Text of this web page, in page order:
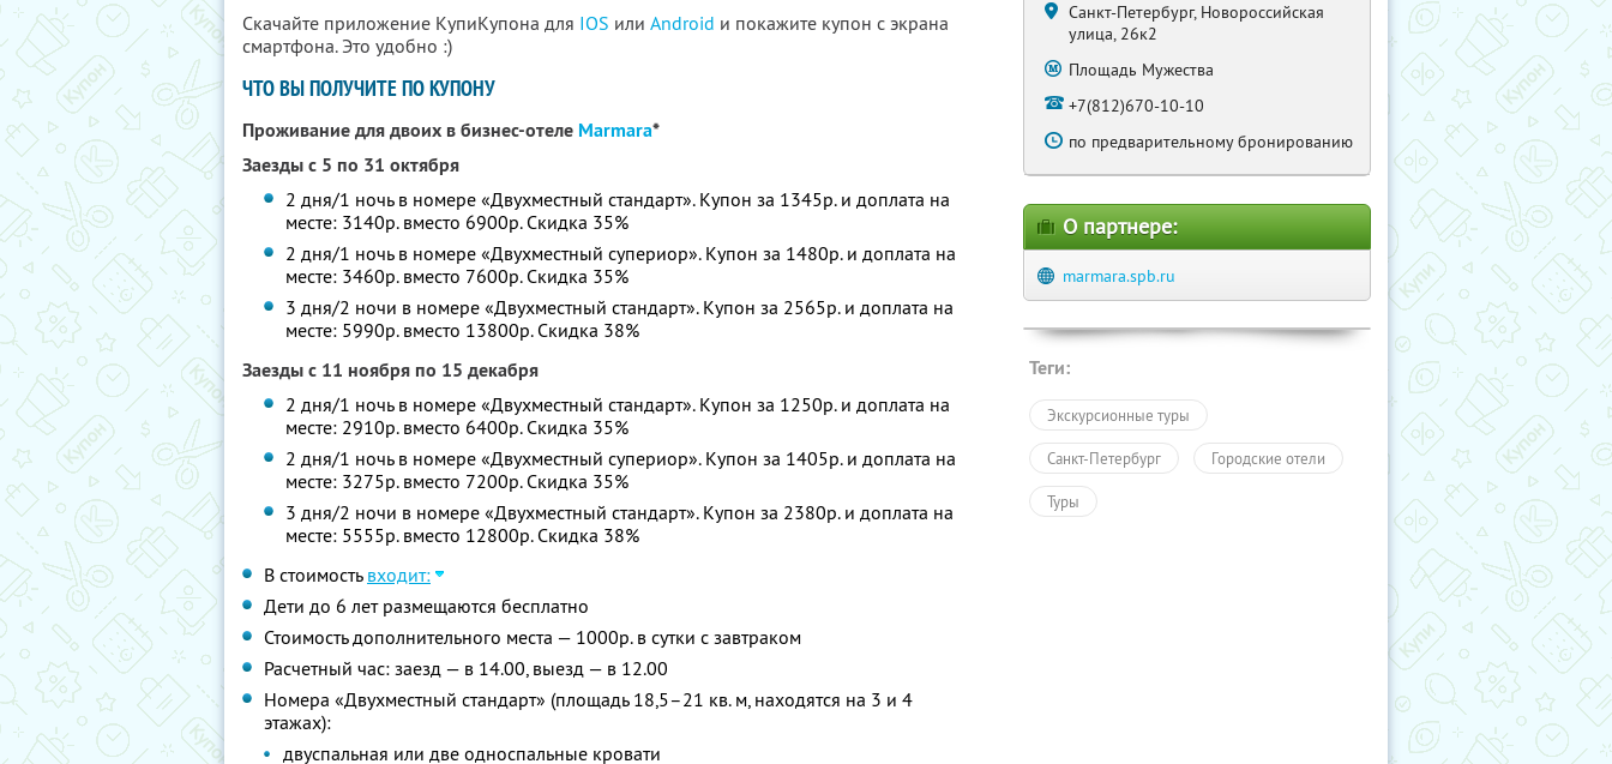
Скачайте приложение КупиКупона для IOS или Android и покажите купон с экрана
смартфона. Это удобно :)
ЧТО ВЫ ПОЛУЧИТЕ ПО КУПОНУ
Проживание для двоих в бизнес-отеле Marmara*
Заезды с 5 по 31 октября
2 дня/1 ночь в номере «Двухместный стандарт». Купон за 1345р. и доплата на
месте: 3140р. вместо 6900р. Скидка 35%
2 дня/1 ночь в номере «Двухместный супериор». Купон за 1480р. и доплата на
месте: 3460р. вместо 7600р. Скидка 35%
3 дня/2 ночи в номере «Двухместный стандарт». Купон за 2565р. и доплата на
месте: 5990р. вместо 13800р. Скидка 38%
Заезды с 11 ноября по 15 декабря
2 дня/1 ночь в номере «Двухместный стандарт». Купон за 1250р. и доплата на
месте: 2910р. вместо 6400р. Скидка 35%
2 дня/1 ночь в номере «Двухместный супериор». Купон за 1405р. и доплата на
месте: 3275р. вместо 7200р. Скидка 35%
3 дня/2 ночи в номере «Двухместный стандарт». Купон за 2380р. и доплата на
месте: 5555р. вместо 12800р. Скидка 38%
В стоимость входит:
Дети до 6 лет размещаются бесплатно
Стоимость дополнительного места — 1000р. в сутки с завтраком
Расчетный час: заезд — в 14.00, выезд — в 12.00
Номера «Двухместный стандарт» (площадь 18,5–21 кв. м, находятся на 3 и 4
этажах):
двуспальная или две односпальные кровати
Санкт-Петербург, Новороссийская
улица, 26к2
Площадь Мужества
+7(812)670-10-10
по предварительному бронированию
О партнере:
marmara.spb.ru
Теги:
Экскурсионные туры
Санкт-Петербург Городские отели
Туры